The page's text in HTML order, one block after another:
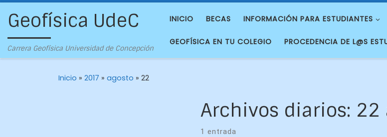
Geofísica UdeC
Carrera Geofísica Universidad de Concepción
INICIO BECAS INFORMACIÓN PARA ESTUDIANTES
GEOFÍSICA EN TU COLEGIO PROCEDENCIA DE L@S
Inicio » 2017 » agosto » 22
Archivos diarios: 22
1 entrada